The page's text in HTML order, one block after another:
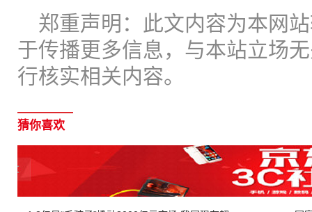
郑重声明：此文内容为本网
于传播更多信息，与本站立场
行核实相关内容。
猜你喜欢